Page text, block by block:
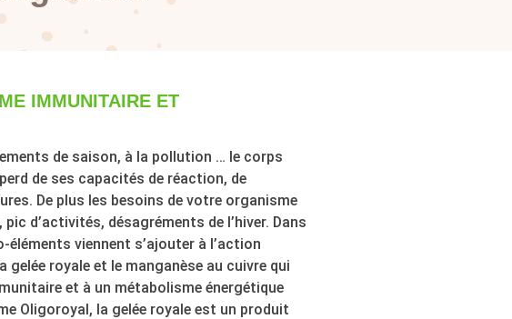
IMMUNITAIRE ET
de saison, à la pollution … le corps
de ses capacités de réaction, de
De plus les besoins de votre organisme
d’activités, désagréments de l’hiver. Dans
viennent s’ajouter à l’action
royale et le manganèse au cuivre qui
et à un métabolisme énergétique
Oligoroyal, la gelée royale est un produit